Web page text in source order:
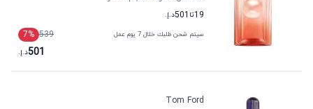
19تا 501د.إ.
سيتم شحن طلبك خلال 7 يوم عمل 539
7%
501د.إ.
Tom Ford